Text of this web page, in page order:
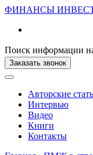
ФИНАНСЫ
Поиск информации
Заказать звонок
Авторские
Интервью
Видео
Книги
Контакты